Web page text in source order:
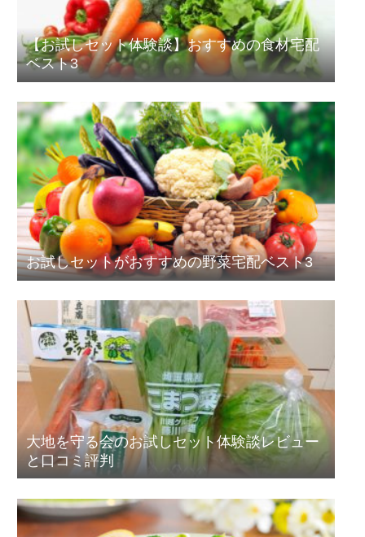
【お試しセット体験談】おすすめの食材宅配
ベスト3
お試しセットがおすすめの野菜宅配ベスト3
大地を守る会のお試しセット体験談レビュー
と口コミ評判